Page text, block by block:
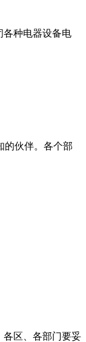
各种电器设备电
的伙伴。各个部
各区、各部门要妥